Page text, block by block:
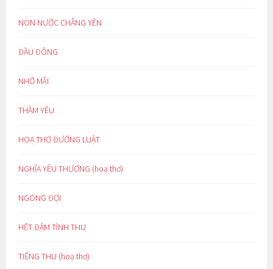
NON NƯỚC CHẲNG YÊN
ĐẦU ĐÔNG
NHỚ MÃI
THẦM YÊU
HOẠ THƠ ĐƯỜNG LUẬT
NGHĨA YÊU THƯƠNG (hoạ thơ)
NGÓNG ĐỢI
HẾT ĐẬM TÌNH THU
TIẾNG THU (hoạ thơ)